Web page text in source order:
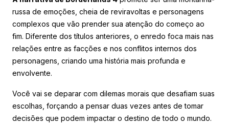
russa de emoções, cheia de reviravoltas e personagens
complexos que vão prender sua atenção do começo ao
fim. Diferente dos títulos anteriores, o enredo foca mais nas
relações entre as facções e nos conflitos internos dos
personagens, criando uma história mais profunda e
envolvente.
Você vai se deparar com dilemas morais que desafiam suas
escolhas, forçando a pensar duas vezes antes de tomar
decisões que podem impactar o destino de todo o mundo.